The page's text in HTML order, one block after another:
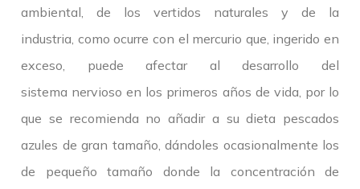
ambiental, de los vertidos naturales y de la
industria, como ocurre con el mercurio que, ingerido en
exceso, puede afectar al desarrollo del
sistema nervioso en los primeros años de vida, por lo
que se recomienda no añadir a su dieta pescados
azules de gran tamaño, dándoles ocasionalmente los
de pequeño tamaño donde la concentración de